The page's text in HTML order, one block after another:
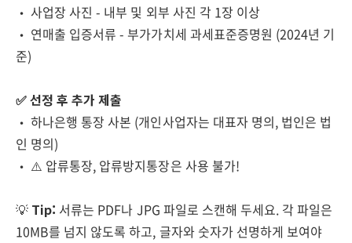
• 사업장 사진 - 내부 및 외부 사진 각 1장 이상
• 연매출 입증서류 - 부가가치세 과세표준증명원 (2024년 기
준)
✅ 선정 후 추가 제출
• 하나은행 통장 사본 (개인사업자는 대표자 명의, 법인은 법
인 명의)
• ⚠️ 압류통장, 압류방지통장은 사용 불가!
💡 Tip: 서류는 PDF나 JPG 파일로 스캔해 두세요. 각 파일은
10MB를 넘지 않도록 하고, 글자와 숫자가 선명하게 보여야